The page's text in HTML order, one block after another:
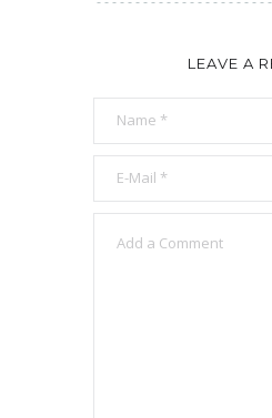
LEAVE A